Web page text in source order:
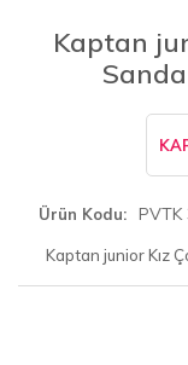
Kaptan
Ürün Kodu PVTK
Kaptan junior Kız